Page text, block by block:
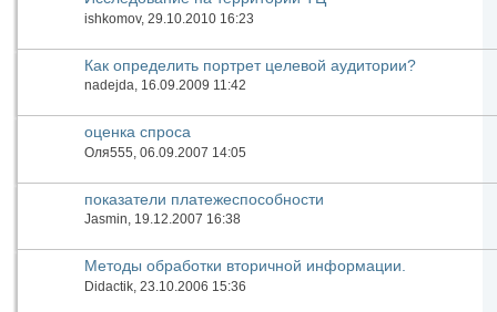
ishkomov, 29.10.2010 16:23
Как определить портрет целевой аудитории?
nadejda, 16.09.2009 11:42
оценка спроса
Оля555 , 06.09.2007 14:05
показатели платежеспособности
Jasmin, 19.12.2007 16:38
Методы обработки вторичной информации.
ПОМОГИТЕ!
Didactik , 23.10.2006 15:36